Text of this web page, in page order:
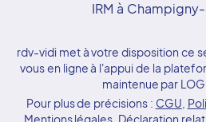
IRM à
rdv-vidi met à votre disposition ce
vous en ligne à l'appui de la
maintenue par
Pour plus de précisions : CGU
Mentions légales Déclaration